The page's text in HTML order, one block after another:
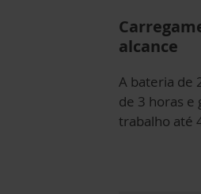
alcance
A bateria de
de 3 horas e
trabalho até